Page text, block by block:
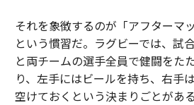
それを象徴するのが「アフターマ
という慣習だ。ラグビーでは、試
と両チームの選手全員で健闘をた
り、左手にはビールを持ち、右手
空けておくという決まりごとがあ